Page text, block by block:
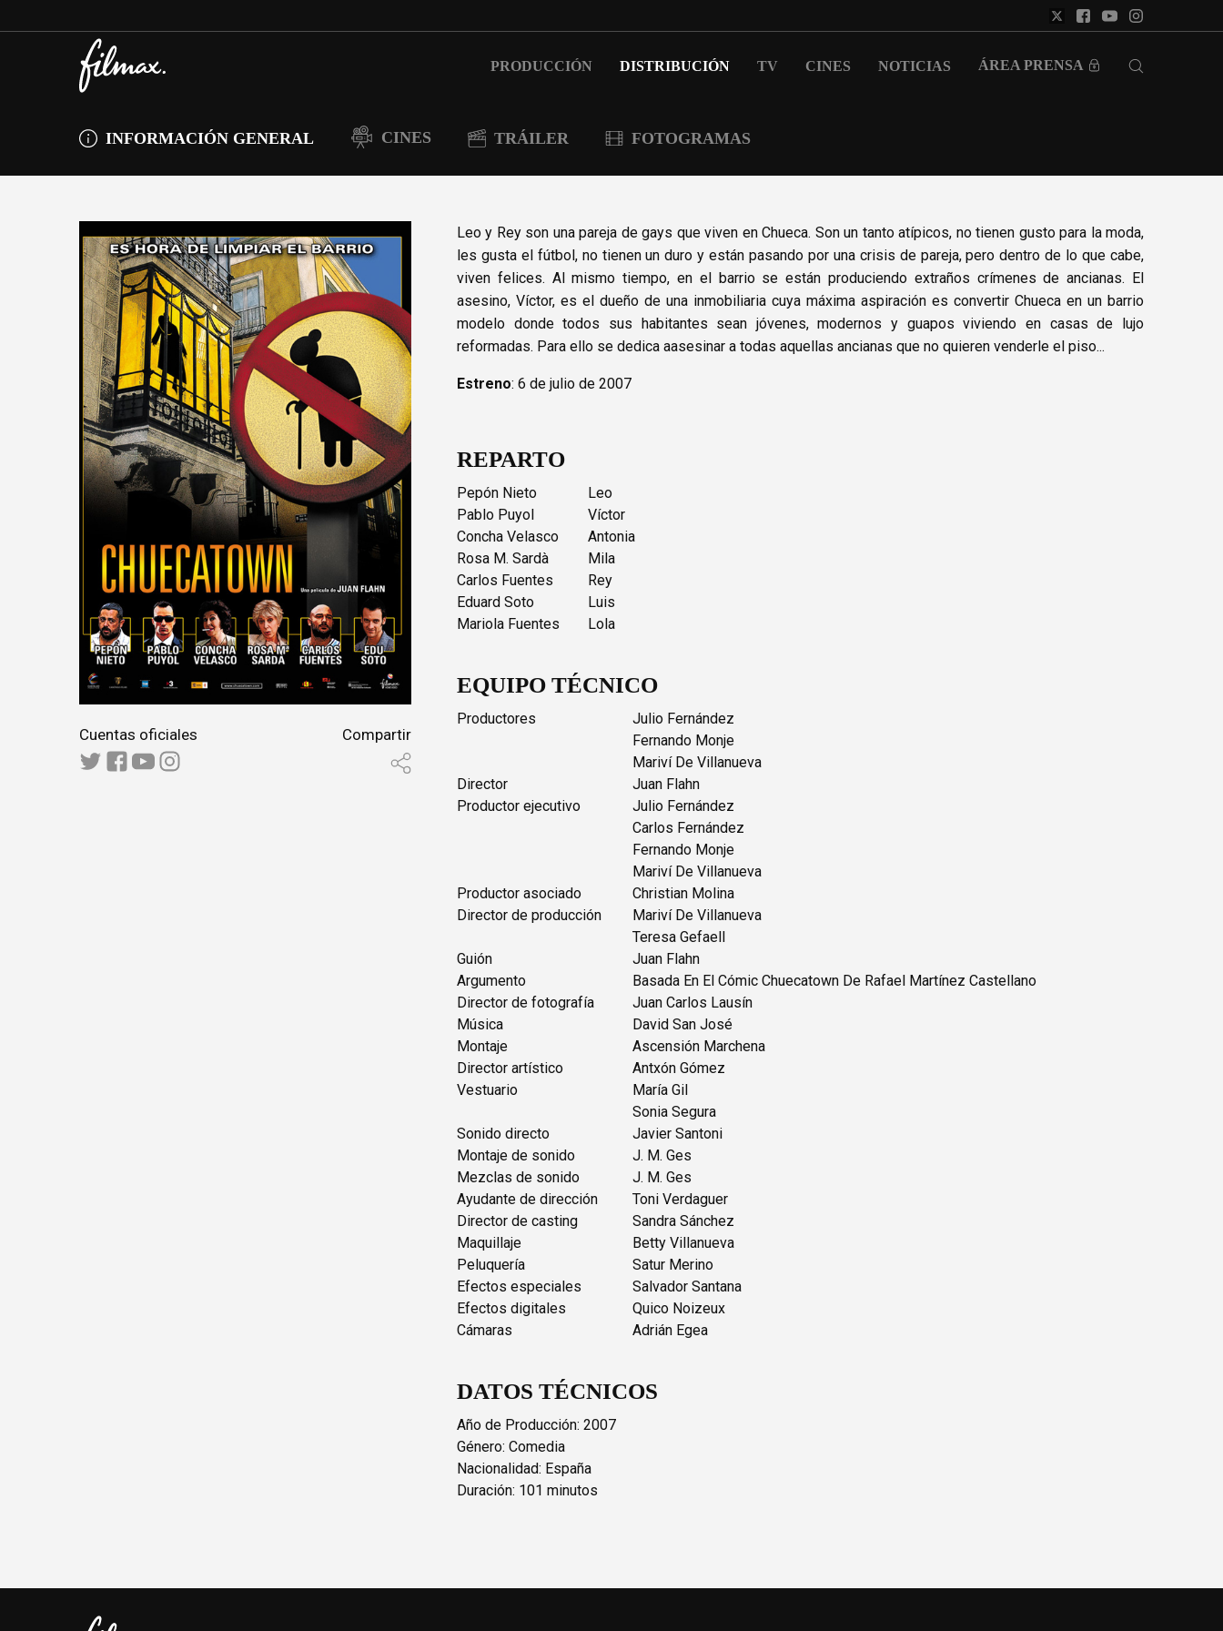
PRODUCCIÓN DISTRIBUCIÓN TV CINES NOTICIAS ÁREA PRENSA
INFORMACIÓN GENERAL CINES TRÁILER FOTOGRAMAS
Cuentas oficiales Compartir
Leo y Rey son una pareja de gays que viven en Chueca. Son un tanto atípicos, no tienen gusto para la moda,
les gusta el fútbol, no tienen un duro y están pasando por una crisis de pareja, pero dentro de lo que cabe,
viven felices. Al mismo tiempo, en el barrio se están produciendo extraños crímenes de ancianas. El
asesino, Víctor, es el dueño de una inmobiliaria cuya máxima aspiración es convertir Chueca en un barrio
modelo donde todos sus habitantes sean jóvenes, modernos y guapos viviendo en casas de lujo
reformadas. Para ello se dedica aasesinar a todas aquellas ancianas que no quieren venderle el piso...
Estreno: 6 de julio de 2007
REPARTO
Pepón Nieto
Leo
Pablo Puyol
Víctor
Concha Velasco
Antonia
Rosa M. Sardà
Mila
Carlos Fuentes
Rey
Eduard Soto
Luis
Mariola Fuentes
Lola
EQUIPO TÉCNICO
Productores
Julio Fernández
Fernando Monje
Mariví De Villanueva
Director
Juan Flahn
Productor ejecutivo
Julio Fernández
Carlos Fernández
Fernando Monje
Mariví De Villanueva
Productor asociado
Christian Molina
Director de producción
Mariví De Villanueva
Teresa Gefaell
Guión
Juan Flahn
Argumento
Basada En El Cómic Chuecatown De Rafael Martínez Castellano
Director de fotografía
Juan Carlos Lausín
Música
David San José
Montaje
Ascensión Marchena
Director artístico
Antxón Gómez
Vestuario
María Gil
Sonia Segura
Sonido directo
Javier Santoni
Montaje de sonido
J. M. Ges
Mezclas de sonido
J. M. Ges
Ayudante de dirección
Toni Verdaguer
Director de casting
Sandra Sánchez
Maquillaje
Betty Villanueva
Peluquería
Satur Merino
Efectos especiales
Salvador Santana
Efectos digitales
Quico Noizeux
Cámaras
Adrián Egea
DATOS TÉCNICOS
Año de Producción: 2007
Género: Comedia
Nacionalidad: España
Duración: 101 minutos